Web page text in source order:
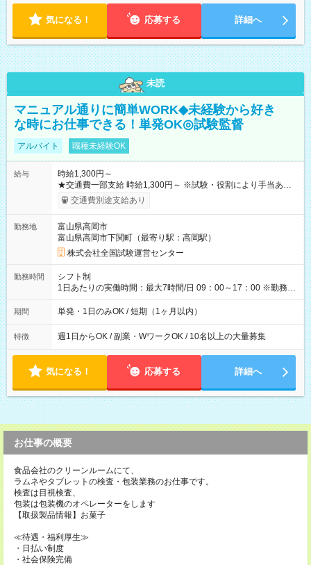
気になる！ 応募する 詳細へ
未読
マニュアル通りに簡単WORK◆未経験から好き
な時にお仕事できる！単発OK◎試験監督
アルバイト 職種未経験OK
給与
時給1,300円～
★交通費一部支給 時給1,300円～ ※試験・役割により手当あり
※勤務回数により昇給あり 【即給（前払い）オプションあ
り！】 希望される場合、勤務から1週間ほどで給与の一部を受け
例】 ・河合塾模擬試験 8:30～17:30（休憩1時間） 時給1,300円
×8時間＝日収10,400円＋交通費 ※当日の役割により時給＋100
円の場合あり ・国家試験 7:00～13:30（休憩なし） 時給1,300
円（役割手当＋100円）×6時間＝日収8,400円＋交通費 【試用期
間】試用期間なし
交通費別途支給あり
勤務地
富山県高岡市
富山県高岡市下関町（最寄り駅：高岡駅）
株式会社全国試験運営センター
勤務時間
シフト制
1日あたりの実働時間：最大7時間/日 09：00～17：00 ※勤務時
間は 試験により異なります。
期間 単発・1日のみOK / 短期（1ヶ月以内）
特徴 週1日からOK / 副業・WワークOK / 10名以上の大量募集
気になる！ 応募する 詳細へ
お仕事の概要
食品会社のクリーンルームにて、
ラムネやタブレットの検査・包装業務のお仕事です。
検査は目視検査、
包装は包装機のオペレーターをします
【取扱製品情報】お菓子
≪待遇・福利厚生≫
・日払い制度
・社会保険完備